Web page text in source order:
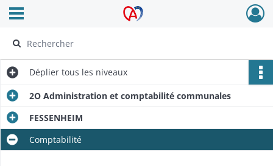
Archives Alsace - Colmar
Ouvrir le menu déroulant
Déplier tous les niveaux
2O Administration et comptabilité communales
FESSENHEIM
Comptabilité